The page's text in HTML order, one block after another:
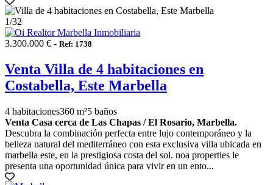
1/32
3.300.000 € - Ref: 1738
Venta Villa de 4 habitaciones en
Costabella, Este Marbella
4 habitaciones360 m²5 baños
Venta Casa cerca de Las Chapas / El Rosario, Marbella.
Descubra la combinación perfecta entre lujo contemporáneo y la
belleza natural del mediterráneo con esta exclusiva villa ubicada en
marbella este, en la prestigiosa costa del sol. noa properties le
presenta una oportunidad única para vivir en un ento...